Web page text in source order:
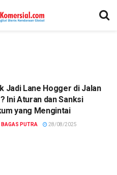
Jadi Lane Hogger di Jalan
Ini Aturan dan Sanksi
yang Mengintai
BAGAS PUTRA 28/08/2025